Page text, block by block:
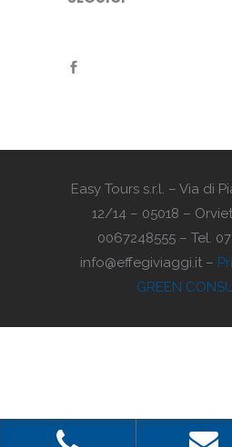
Easy Tours s.r.l. – Via di
12/14 – 05018 –
0067248555 – Tel.
info@effegiviaggi.it –
GREEN